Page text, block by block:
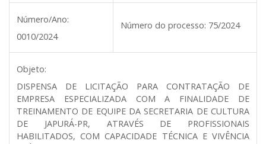
Número/Ano:
0010/2024
Número do processo: 75/2024
Objeto:
DISPENSA DE LICITAÇÃO PARA CONTRATAÇÃO DE
EMPRESA ESPECIALIZADA COM A FINALIDADE DE
TREINAMENTO DE EQUIPE DA SECRETARIA DE CULTURA
DE JAPURÁ-PR, ATRAVÉS DE PROFISSIONAIS
HABILITADOS, COM CAPACIDADE TÉCNICA E VIVÊNCIA